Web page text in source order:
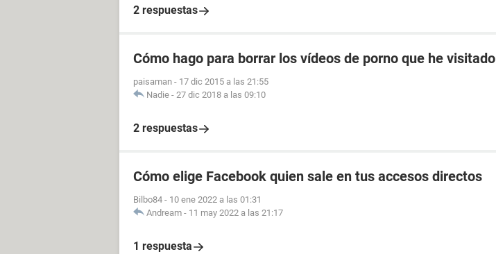
2 respuestas
Cómo hago para borrar los vídeos de porno que he visitado
paisaman - 17 dic 2015 a las 21:55
Nadie - 27 dic 2018 a las 09:10
2 respuestas
Cómo elige Facebook quien sale en tus accesos directos
Bilbo84 - 10 ene 2022 a las 01:31
Andream - 11 may 2022 a las 21:17
1 respuesta